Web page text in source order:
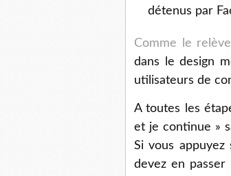
détenus par
Comme le
dans le design
utilisateurs de
A toutes les
et je continue »
Si vous
devez en passer